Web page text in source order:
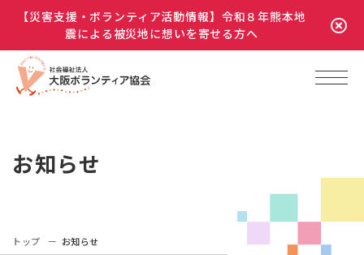
【災害支援・ボランティア活動情報】令和８年熊本地
震による被災地に想いを寄せる方へ
お知らせ
トップ お知らせ